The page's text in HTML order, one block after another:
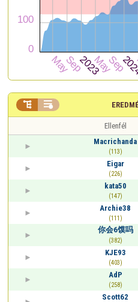
 
Ellenfél
Macrichanda
(113)
Eigar
(226)
kata50
(147)
Archie38
(111)
你会6馍吗
(382)
KJE93
(403)
AdP
(258)
Scott62